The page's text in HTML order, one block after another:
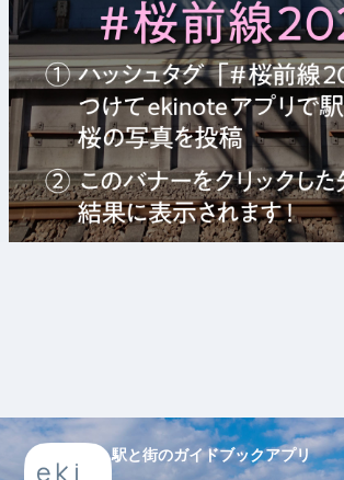
駅と街のガイドブックアプリ